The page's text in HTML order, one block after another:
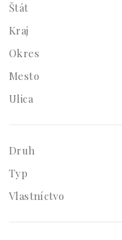
Štát
Kraj
Okres
Mesto
Ulica
Druh
Typ
Vlastníctvo